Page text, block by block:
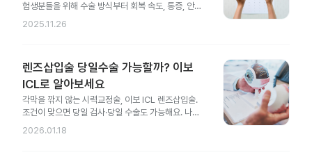
험생분들을 위해 수술 방식부터 회복 속도, 통증, 안전
성 차이까지 한 번에 정리했어요.
2025.11.26
렌즈삽입술 당일수술 가능할까? 이보
ICL로 알아보세요
각막을 깎지 않는 시력교정술, 이보 ICL 렌즈삽입술.
조건이 맞으면 당일 검사·당일 수술도 가능해요. 나에
게도 가능한지 지금 확인해 보세요.
2026.01.18